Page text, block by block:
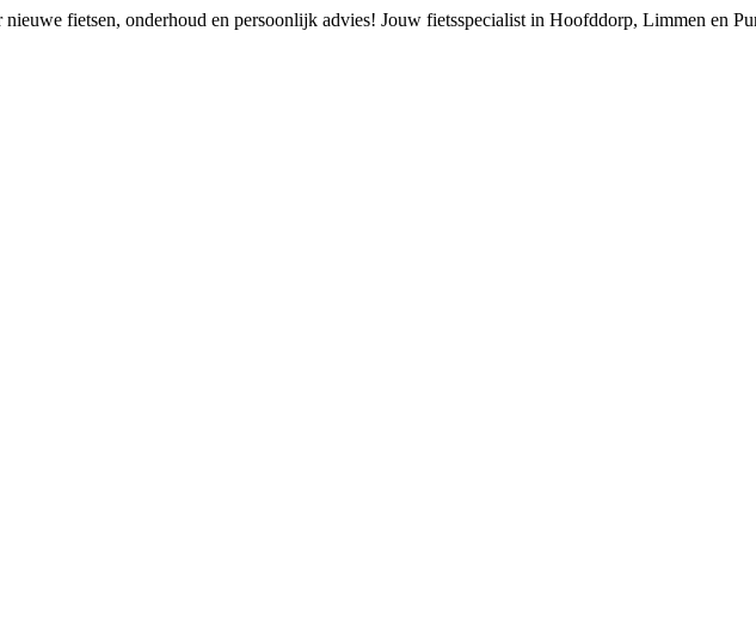
fietsen, onderhoud en persoonlijk advies! Jouw fietsspecialist in Hoofddorp, Limmen en